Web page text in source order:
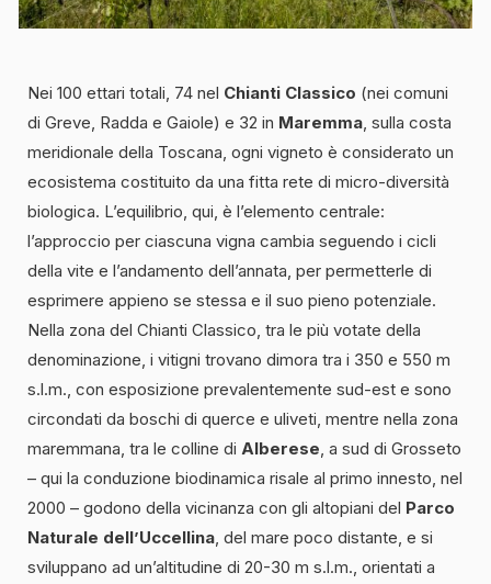
Nei 100 ettari totali, 74 nel Chianti Classico (nei comuni
di Greve, Radda e Gaiole) e 32 in Maremma, sulla costa
meridionale della Toscana, ogni vigneto è considerato un
ecosistema costituito da una fitta rete di micro-diversità
biologica. L’equilibrio, qui, è l’elemento centrale:
l’approccio per ciascuna vigna cambia seguendo i cicli
della vite e l’andamento dell’annata, per permetterle di
esprimere appieno se stessa e il suo pieno potenziale.
Nella zona del Chianti Classico, tra le più votate della
denominazione, i vitigni trovano dimora tra i 350 e 550 m
s.l.m., con esposizione prevalentemente sud-est e sono
circondati da boschi di querce e uliveti, mentre nella zona
maremmana, tra le colline di Alberese, a sud di Grosseto
– qui la conduzione biodinamica risale al primo innesto, nel
2000 – godono della vicinanza con gli altopiani del Parco
Naturale dell’Uccellina, del mare poco distante, e si
sviluppano ad un’altitudine di 20-30 m s.l.m., orientati a